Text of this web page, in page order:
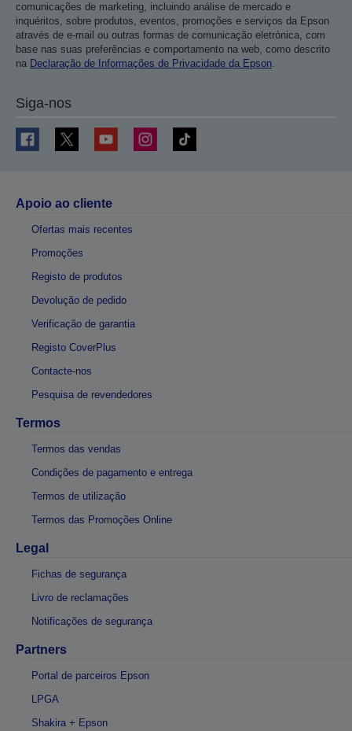
comunicações de marketing, incluindo análise de mercado e
inquéritos, sobre produtos, eventos, promoções e serviços da Epson
através de e-mail ou outras formas de comunicação eletrónica, com
base nas suas preferências e comportamento na web, como descrito
na Declaração de Informações de Privacidade da Epson.
Siga-nos
Apoio ao cliente
Ofertas mais recentes
Promoções
Registo de produtos
Devolução de pedido
Verificação de garantia
Registo CoverPlus
Contacte-nos
Pesquisa de revendedores
Termos
Termos das vendas
Condições de pagamento e entrega
Termos de utilização
Termos das Promoções Online
Legal
Fichas de segurança
Livro de reclamações
Notificações de segurança
Partners
Portal de parceiros Epson
LPGA
Shakira + Epson